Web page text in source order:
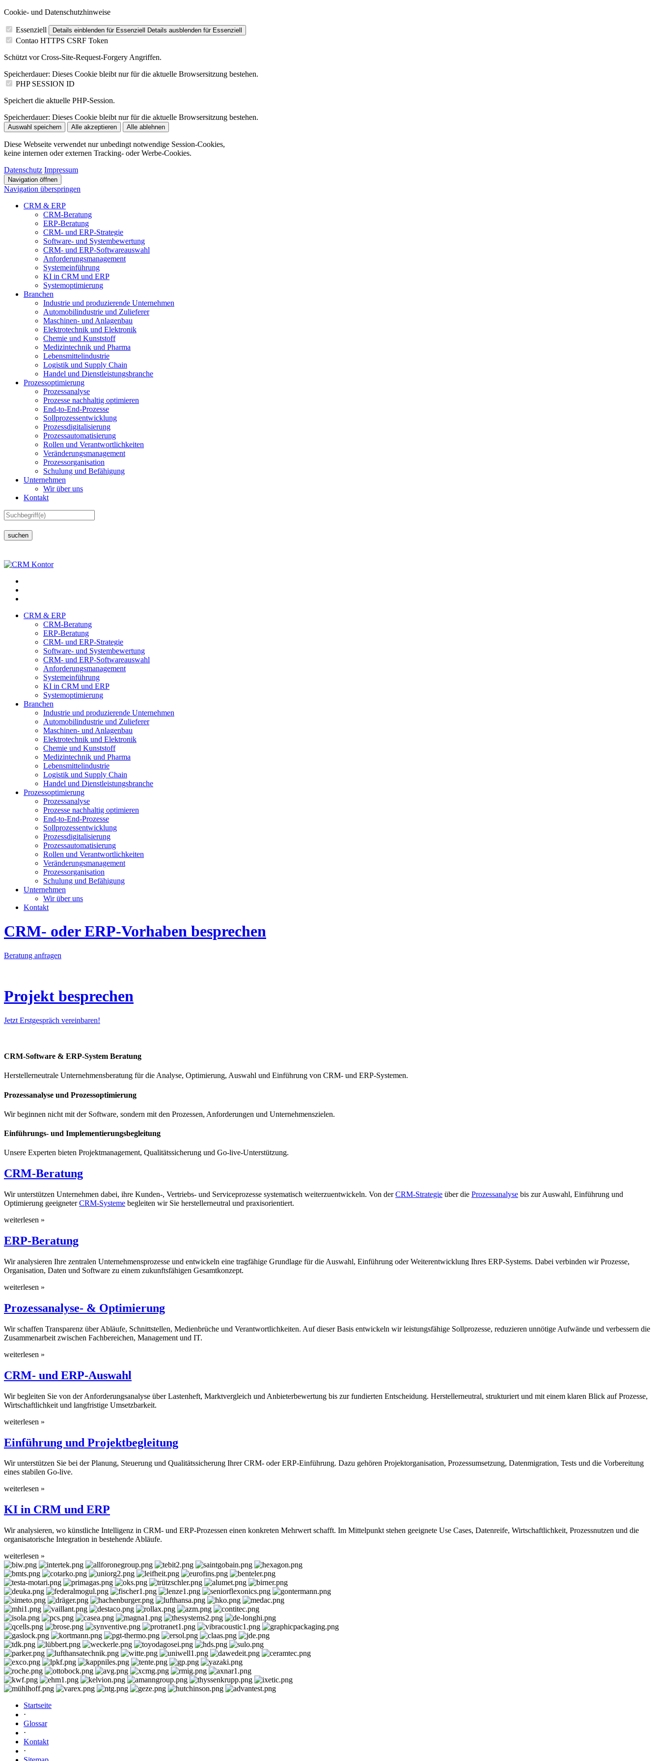
Cookie- und Datenschutzhinweise
Essenziell Details einblenden für Essenziell Details ausblenden für Essenziell
Contao HTTPS CSRF Token
Schützt vor Cross-Site-Request-Forgery Angriffen.
Speicherdauer: Dieses Cookie bleibt nur für die aktuelle Browsersitzung bestehen.
PHP SESSION ID
Speichert die aktuelle PHP-Session.
Speicherdauer: Dieses Cookie bleibt nur für die aktuelle Browsersitzung bestehen.
Auswahl speichern Alle akzeptieren Alle ablehnen
Diese Webseite verwendet nur unbedingt notwendige Session-Cookies,
keine internen oder externen Tracking- oder Werbe-Cookies.
Datenschutz Impressum
Navigation öffnen
Navigation überspringen
CRM & ERP
CRM-Beratung
ERP-Beratung
CRM- und ERP-Strategie
Software- und Systembewertung
CRM- und ERP-Softwareauswahl
Anforderungsmanagement
Systemeinführung
KI in CRM und ERP
Systemoptimierung
Branchen
Industrie und produzierende Unternehmen
Automobilindustrie und Zulieferer
Maschinen- und Anlagenbau
Elektrotechnik und Elektronik
Chemie und Kunststoff
Medizintechnik und Pharma
Lebensmittelindustrie
Logistik und Supply Chain
Handel und Dienstleistungsbranche
Prozessoptimierung
Prozessanalyse
Prozesse nachhaltig optimieren
End-to-End-Prozesse
Sollprozessentwicklung
Prozessdigitalisierung
Prozessautomatisierung
Rollen und Verantwortlichkeiten
Veränderungsmanagement
Prozessorganisation
Schulung und Befähigung
Unternehmen
Wir über uns
Kontakt
suchen
CRM & ERP
CRM-Beratung
ERP-Beratung
CRM- und ERP-Strategie
Software- und Systembewertung
CRM- und ERP-Softwareauswahl
Anforderungsmanagement
Systemeinführung
KI in CRM und ERP
Systemoptimierung
Branchen
Industrie und produzierende Unternehmen
Automobilindustrie und Zulieferer
Maschinen- und Anlagenbau
Elektrotechnik und Elektronik
Chemie und Kunststoff
Medizintechnik und Pharma
Lebensmittelindustrie
Logistik und Supply Chain
Handel und Dienstleistungsbranche
Prozessoptimierung
Prozessanalyse
Prozesse nachhaltig optimieren
End-to-End-Prozesse
Sollprozessentwicklung
Prozessdigitalisierung
Prozessautomatisierung
Rollen und Verantwortlichkeiten
Veränderungsmanagement
Prozessorganisation
Schulung und Befähigung
Unternehmen
Wir über uns
Kontakt
CRM- oder ERP-Vorhaben besprechen
Beratung anfragen
Projekt besprechen
Jetzt Erstgespräch vereinbaren!
CRM-Software & ERP-System Beratung
Herstellerneutrale Unternehmensberatung für die Analyse, Optimierung, Auswahl und Einführung von CRM- und ERP-Systemen.
Prozessanalyse und Prozessoptimierung
Wir beginnen nicht mit der Software, sondern mit den Prozessen, Anforderungen und Unternehmenszielen.
Einführungs- und Implementierungsbegleitung
Unsere Experten bieten Projektmanagement, Qualitätssicherung und Go-live-Unterstützung.
CRM-Beratung
Wir unterstützen Unternehmen dabei, ihre Kunden-, Vertriebs- und Serviceprozesse systematisch weiterzuentwickeln. Von derCRM-Strategie über die Prozessanalyse bis zur Auswahl, Einführung und
Optimierung geeigneterCRM-Systeme begleiten wir Sie herstellerneutral und praxisorientiert.
weiterlesen »
ERP-Beratung
Wir analysieren Ihre zentralen Unternehmensprozesse und entwickeln eine tragfähige Grundlage für die Auswahl, Einführung oder Weiterentwicklung Ihres ERP-Systems. Dabei verbinden wir Prozesse,
Organisation, Daten und Software zu einem zukunftsfähigen Gesamtkonzept.
weiterlesen »
Prozessanalyse- & Optimierung
Wir schaffen Transparenz über Abläufe, Schnittstellen, Medienbrüche und Verantwortlichkeiten. Auf dieser Basis entwickeln wir leistungsfähige Sollprozesse, reduzieren unnötige Aufwände und verbessern die
Zusammenarbeit zwischen Fachbereichen, Management und IT.
weiterlesen »
CRM- und ERP-Auswahl
Wir begleiten Sie von der Anforderungsanalyse über Lastenheft, Marktvergleich und Anbieterbewertung bis zur fundierten Entscheidung. Herstellerneutral, strukturiert und mit einem klaren Blick auf Prozesse,
Wirtschaftlichkeit und langfristige Umsetzbarkeit.
weiterlesen »
Einführung und Projektbegleitung
Wir unterstützen Sie bei der Planung, Steuerung und Qualitätssicherung Ihrer CRM- oder ERP-Einführung. Dazu gehören Projektorganisation, Prozessumsetzung, Datenmigration, Tests und die Vorbereitung
eines stabilen Go-live.
weiterlesen »
KI in CRM und ERP
Wir analysieren, wo künstliche Intelligenz in CRM- und ERP-Prozessen einen konkreten Mehrwert schafft. Im Mittelpunkt stehen geeignete Use Cases, Datenreife, Wirtschaftlichkeit, Prozessnutzen und die
organisatorische Integration in bestehende Abläufe.
weiterlesen »
Startseite
⋅
Glossar
⋅
Kontakt
⋅